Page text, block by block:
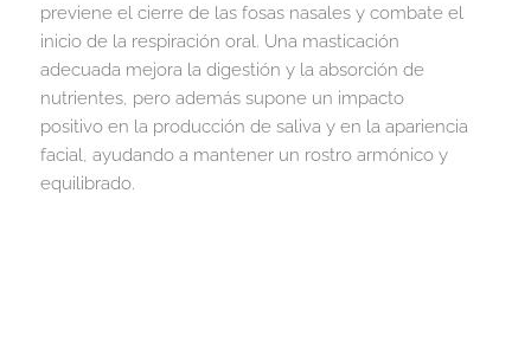
previene el cierre de las fosas nasales y combate el
inicio de la respiración oral. Una masticación
adecuada mejora la digestión y la absorción de
nutrientes, pero además supone un impacto
positivo en la producción de saliva y en la apariencia
facial, ayudando a mantener un rostro armónico y
equilibrado.